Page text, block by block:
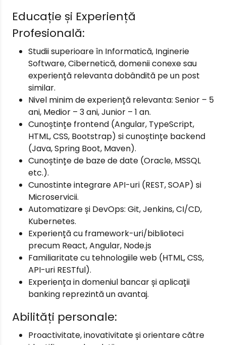
Educație și Experiență
Profesională:
Studii superioare în Informatică, Inginerie
Software, Cibernetică, domenii conexe sau
experiență relevanta dobândită pe un post
similar.
Nivel minim de experiență relevanta: Senior – 5
ani, Medior – 3 ani, Junior – 1 an.
Cunoștințe frontend (Angular, TypeScript,
HTML, CSS, Bootstrap) si cunoștințe backend
(Java, Spring Boot, Maven).
Cunoștințe de baze de date (Oracle, MSSQL
etc.).
Cunostinte integrare API-uri (REST, SOAP) si
Microservicii.
Automatizare și DevOps: Git, Jenkins, CI/CD,
Kubernetes.
Experiență cu framework-uri/biblioteci
precum React, Angular, Node.js
Familiaritate cu tehnologiile web (HTML, CSS,
API-uri RESTful).
Experiența in domeniul bancar și aplicații
banking reprezintă un avantaj.
Abilități personale:
Proactivitate, inovativitate și orientare către